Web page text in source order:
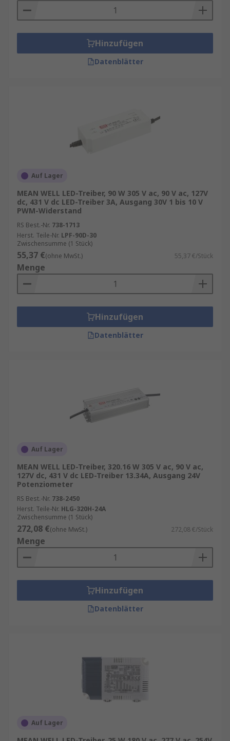
Hinzufügen
Datenblätter
Auf Lager
MEAN WELL LED-Treiber, 90 W 305 V ac, 90 V ac, 127V
dc, 431 V dc LED-Treiber 3A, Ausgang 30V 1 bis 10 V
PWM-Widerstand
RS Best.-Nr. 738-1713
Herst. Teile-Nr. LPF-90D-30
Zwischensumme (1 Stück)
55,37 €(ohne MwSt.) 55,37 €/Stück
Menge
Hinzufügen
Datenblätter
Auf Lager
MEAN WELL LED-Treiber, 320.16 W 305 V ac, 90 V ac,
127V dc, 431 V dc LED-Treiber 13.34A, Ausgang 24V
Potenziometer
RS Best.-Nr. 738-2450
Herst. Teile-Nr. HLG-320H-24A
Zwischensumme (1 Stück)
272,08 €(ohne MwSt.) 272,08 €/Stück
Menge
Hinzufügen
Datenblätter
Auf Lager